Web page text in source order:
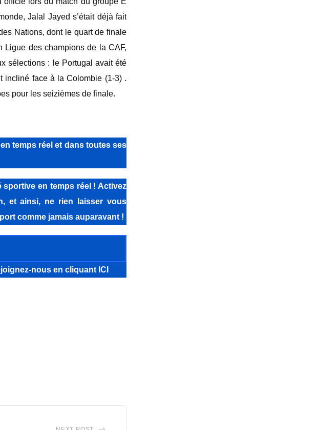
Jalal Jayed s’était déjà fait
Nations, dont le quart de finale
Ligue des champions de la CAF,
sélections : le Portugal avait été
incliné face à la Colombie (1-3) .
pour les seizièmes de finale.
temps réel et dans toutes ses
sportive en temps réel ! Activez
et ainsi, ne rien laisser vous
comme jamais auparavant !
nous en cliquant ICI